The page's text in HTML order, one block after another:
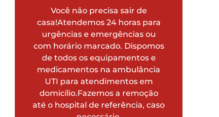
Você não precisa sair de
casa!Atendemos 24 horas para
urgências e emergências ou
com horário marcado. Dispomos
de todos os equipamentos e
medicamentos na ambulância
UTI para atendimentos em
domicílio.Fazemos a remoção
até o hospital de referência, caso